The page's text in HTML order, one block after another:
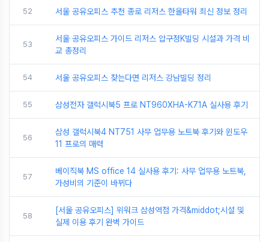
52 서울 공유오피스 추천 종로 리저스 한올타워 최신 정보 정리
53
서울 공유오피스 가이드 리저스 압구정K빌딩 시설과 가격 비
교 총정리
54 서울 공유오피스 찾는다면 리저스 강남빌딩 정리
55 삼성전자 갤럭시북5 프로 NT960XHA-K71A 실사용 후기
56
삼성 갤럭시북4 NT751 사무 업무용 노트북 후기와 윈도우
11 프로의 매력
57
베이직북 MS office 14 실사용 후기: 사무 업무용 노트북,
가성비의 기준이 바뀌다
58
[서울 공유오피스] 위워크 삼성역점 가격&middot;시설 및
실제 이용 후기 완벽 가이드